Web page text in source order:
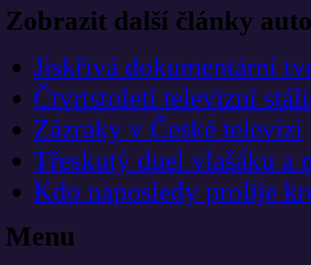
Zobrazit další články
Jiskřivá dokumentární
Čtvrtstoletí televizní
Zázraky v České televizi
Třeskutý duel vlašáku
Kdo naposledy prolije
Menu